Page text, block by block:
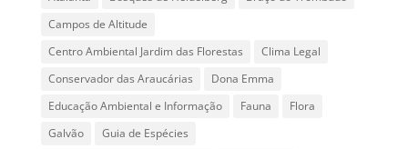
Campos de Altitude
Centro Ambiental Jardim das Florestas
Clima Legal
Conservador das Araucárias
Dona Emma
Educação Ambiental e Informação
Fauna
Flora
Galvão
Guia de Espécies